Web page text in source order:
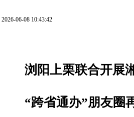
2026-06-08 10:43:42
浏阳上栗联合开展
“跨省通办”朋友圈